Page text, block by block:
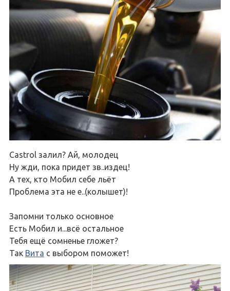
Castrol залил? Ай, молодец
Ну жди, пока придет зв..издец!
А тех, кто Мобил себе льёт
Проблема эта не е..(колышет)!
Запомни только основное
Есть Мобил и...всё остальное
Тебя ещё сомненье гложет?
Так Вита с выбором поможет!